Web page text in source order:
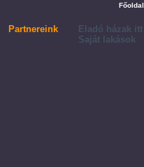
Főoldal
Partnereink Eladó házak itt
Saját lakások